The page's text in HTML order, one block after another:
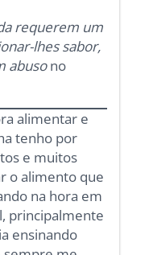
requerem um
lhes sabor,
abusono
alimentar e
tenho por
e muitos
o alimento que
na hora em
principalmente
ensinando